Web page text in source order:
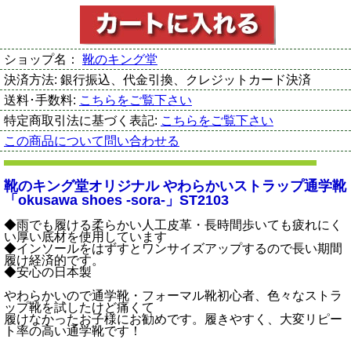
ショップ名： 靴のキング堂
決済方法: 銀行振込、代金引換、クレジットカード決済
送料･手数料: こちらをご覧下さい
特定商取引法に基づく表記: こちらをご覧下さい
この商品について問い合わせる
靴のキング堂オリジナル やわらかいストラップ通学靴
「okusawa shoes -sora-」ST2103
◆雨でも履ける柔らかい人工皮革・長時間歩いても疲れにく
い厚い底材を使用しています
◆インソールをはずすとワンサイズアップするので長い期間
履け経済的です。
◆安心の日本製
やわらかいので通学靴・フォーマル靴初心者、色々なストラ
ップ靴を試したけど痛くて
履けなかったお子様にお勧めです。履きやすく、大変リピー
ト率の高い通学靴です！